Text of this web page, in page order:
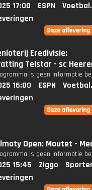
17:00 ESPN
Eredivisie:
Telstar - sc
is geen informatie
16:00 ESPN
Open: Moutet -
is geen informatie
15:45 Ziggo